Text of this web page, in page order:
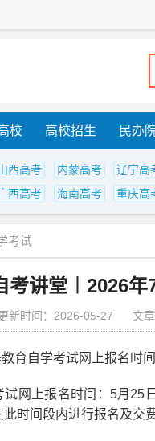
校 高校招生 民办
西高考 内蒙高考
辽宁高
西高考 海南高考 重庆高
考试
考讲堂︱2026
新时间：2026-05-27 文
自学考试网上报名时
上报名时间：5月25
时间段内进行报名及交